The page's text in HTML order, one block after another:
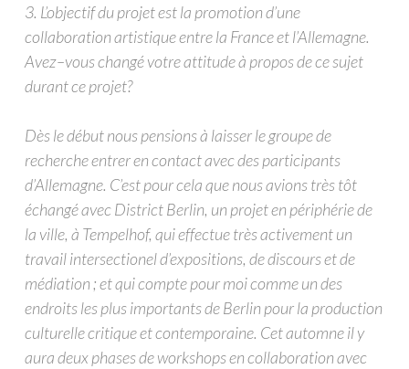
3. L’objectif du projet est la promotion d’une
collaboration artistique entre la France et l’Allemagne.
Avez–vous changé votre attitude à propos de ce sujet
durant ce projet?
Dès le début nous pensions à laisser le groupe de
recherche entrer en contact avec des participants
d’Allemagne. C’est pour cela que nous avions très tôt
échangé avec District Berlin, un projet en périphérie de
la ville, à Tempelhof, qui effectue très activement un
travail intersectionel d’expositions, de discours et de
médiation ; et qui compte pour moi comme un des
endroits les plus importants de Berlin pour la production
culturelle critique et contemporaine. Cet automne il y
aura deux phases de workshops en collaboration avec